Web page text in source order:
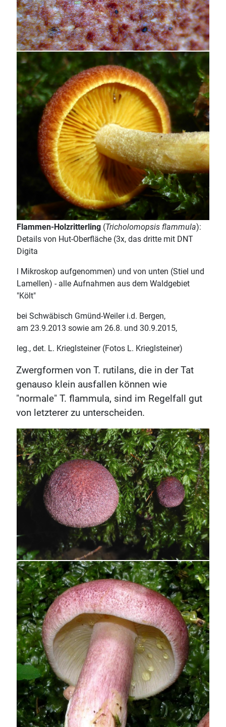
Flammen-Holzritterling (Tricholomopsis flammula):
Details von Hut-Oberfläche (3x, das dritte mit DNT
Digita
l Mikroskop aufgenommen) und von unten (Stiel und
Lamellen) - alle Aufnahmen aus dem Waldgebiet
"Költ"
bei Schwäbisch Gmünd-Weiler i.d. Bergen,
am 23.9.2013 sowie am 26.8. und 30.9.2015,
leg., det. L. Krieglsteiner (Fotos L. Krieglsteiner)
Zwergformen von T. rutilans, die in der Tat
genauso klein ausfallen können wie
"normale" T. flammula, sind im Regelfall gut
von letzterer zu unterscheiden.